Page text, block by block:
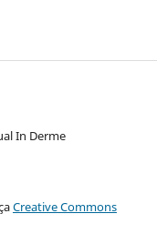
In Derme
Creative Commons